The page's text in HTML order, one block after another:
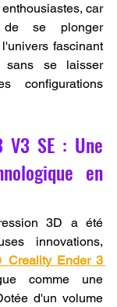
car
se plonger
fascinant
sans se laisser
configurations
V3 SE : Une
en
3D a été
innovations,
Creality Ender 3
comme une
d'un volume